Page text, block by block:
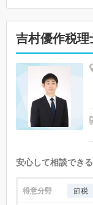
吉村優作税理
安心して相談でき
得意分野 節税